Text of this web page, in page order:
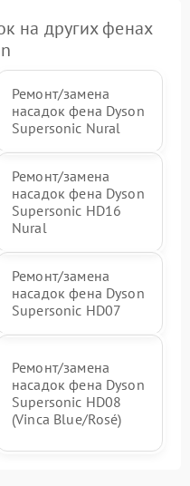
на других фенах
Ремонт/замена
насадок фена Dyson
Supersonic Nural
Ремонт/замена
насадок фена Dyson
Supersonic HD16
Nural
Ремонт/замена
насадок фена Dyson
Supersonic HD07
Ремонт/замена
насадок фена Dyson
Supersonic HD08
(Vinca Blue/Rosé)